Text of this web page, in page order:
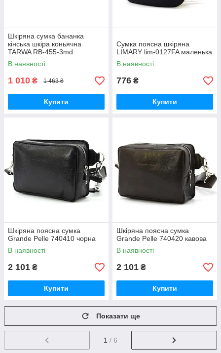
Шкіряна сумка бананка
кінська шкіра коньячна
TARWA RB-455-3md
В наявності
1 010 ₴ 1 463 ₴
Купити
Сумка поясна шкіряна
LIMARY lim-0127FA маленька
В наявності
776 ₴
Купити
Шкіряна поясна сумка
Grande Pelle 740410 чорна
В наявності
2 101 ₴
Купити
Шкіряна поясна сумка
Grande Pelle 740420 кавова
В наявності
2 101 ₴
Купити
Показати ще
1 / 6